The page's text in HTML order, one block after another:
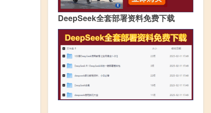
DeepSeek全套部署资料免费下载